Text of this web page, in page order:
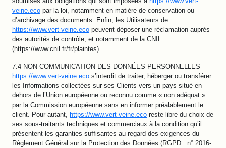
veine.eco par la loi, notamment en matière de conservation ou
d’archivage des documents. Enfin, les Utilisateurs de
https://www.vert-veine.eco peuvent déposer une réclamation auprès
des autorités de contrôle, et notamment de la CNIL
(https://www.cnil.fr/fr/plaintes).
7.4 NON-COMMUNICATION DES DONNÉES PERSONNELLES
https://www.vert-veine.eco s’interdit de traiter, héberger ou transférer
les Informations collectées sur ses Clients vers un pays situé en
dehors de l’Union européenne ou reconnu comme « non adéquat »
par la Commission européenne sans en informer préalablement le
client. Pour autant, https://www.vert-veine.eco reste libre du choix de
ses sous-traitants techniques et commerciaux à la condition qu’il
présentent les garanties suffisantes au regard des exigences du
Règlement Général sur la Protection des Données (RGPD : n° 2016-